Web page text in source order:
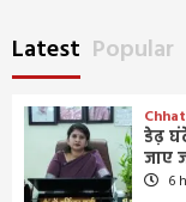
Latest Popular
डेढ़
जाए
6